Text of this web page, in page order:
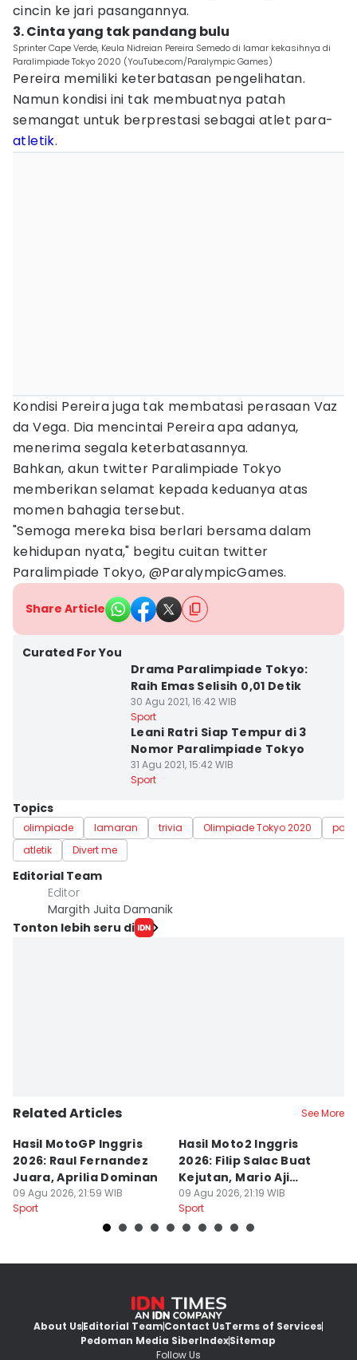
cincin ke jari pasangannya.
3. Cinta yang tak pandang bulu
Sprinter Cape Verde, Keula Nidreian Pereira Semedo di lamar kekasihnya di
Paralimpiade Tokyo 2020 (YouTube.com/Paralympic Games)
Pereira memiliki keterbatasan pengelihatan.
Namun kondisi ini tak membuatnya patah
semangat untuk berprestasi sebagai atlet para-
atletik.
Kondisi Pereira juga tak membatasi perasaan Vaz
da Vega. Dia mencintai Pereira apa adanya,
menerima segala keterbatasannya.
Bahkan, akun twitter Paralimpiade Tokyo
memberikan selamat kepada keduanya atas
momen bahagia tersebut.
"Semoga mereka bisa berlari bersama dalam
kehidupan nyata," begitu cuitan twitter
Paralimpiade Tokyo, @ParalympicGames.
Share Article
Curated For You
Drama Paralimpiade Tokyo:
Raih Emas Selisih 0,01 Detik
30 Agu 2021, 16:42 WIB
Sport
Leani Ratri Siap Tempur di 3
Nomor Paralimpiade Tokyo
31 Agu 2021, 15:42 WIB
Sport
Topics
olimpiade lamaran trivia Olimpiade Tokyo 2020
atletik
Divert me
Editorial Team
Editor
Margith Juita Damanik
Tonton lebih seru di
Related Articles See More
Hasil MotoGP Inggris
2026: Raul Fernandez
Juara, Aprilia Dominan
09 Agu 2026, 21:59 WIB
Sport
Hasil Moto2 Inggris
2026: Filip Salac Buat
Kejutan, Mario Aji
Tercecer
09 Agu 2026, 21:19 WIB
Sport
About UsEditorial TeamContact UsTerms of Services
Pedoman Media SiberIndexSitemap
Follow Us